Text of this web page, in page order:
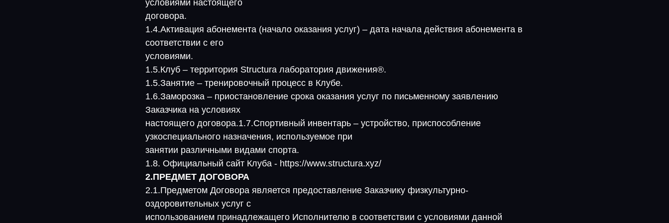
условиями настоящего
договора.
1.4.Активация абонемента (начало оказания услуг) – дата начала действия абонемента в
соответствии с его
условиями.
1.5.Клуб – территория Structura лаборатория движения®.
1.5.Занятие – тренировочный процесс в Клубе.
1.6.Заморозка – приостановление срока оказания услуг по письменному заявлению
Заказчика на условиях
настоящего договора.1.7.Спортивный инвентарь – устройство, приспособление
узкоспециального назначения, используемое при
занятии различными видами спорта.
1.8. Официальный сайт Клуба - https://www.structura.xyz/
2.ПРЕДМЕТ ДОГОВОРА
2.1.Предметом Договора является предоставление Заказчику физкультурно-
оздоровительных услуг с
использованием принадлежащего Исполнителю в соответствии с условиями данной